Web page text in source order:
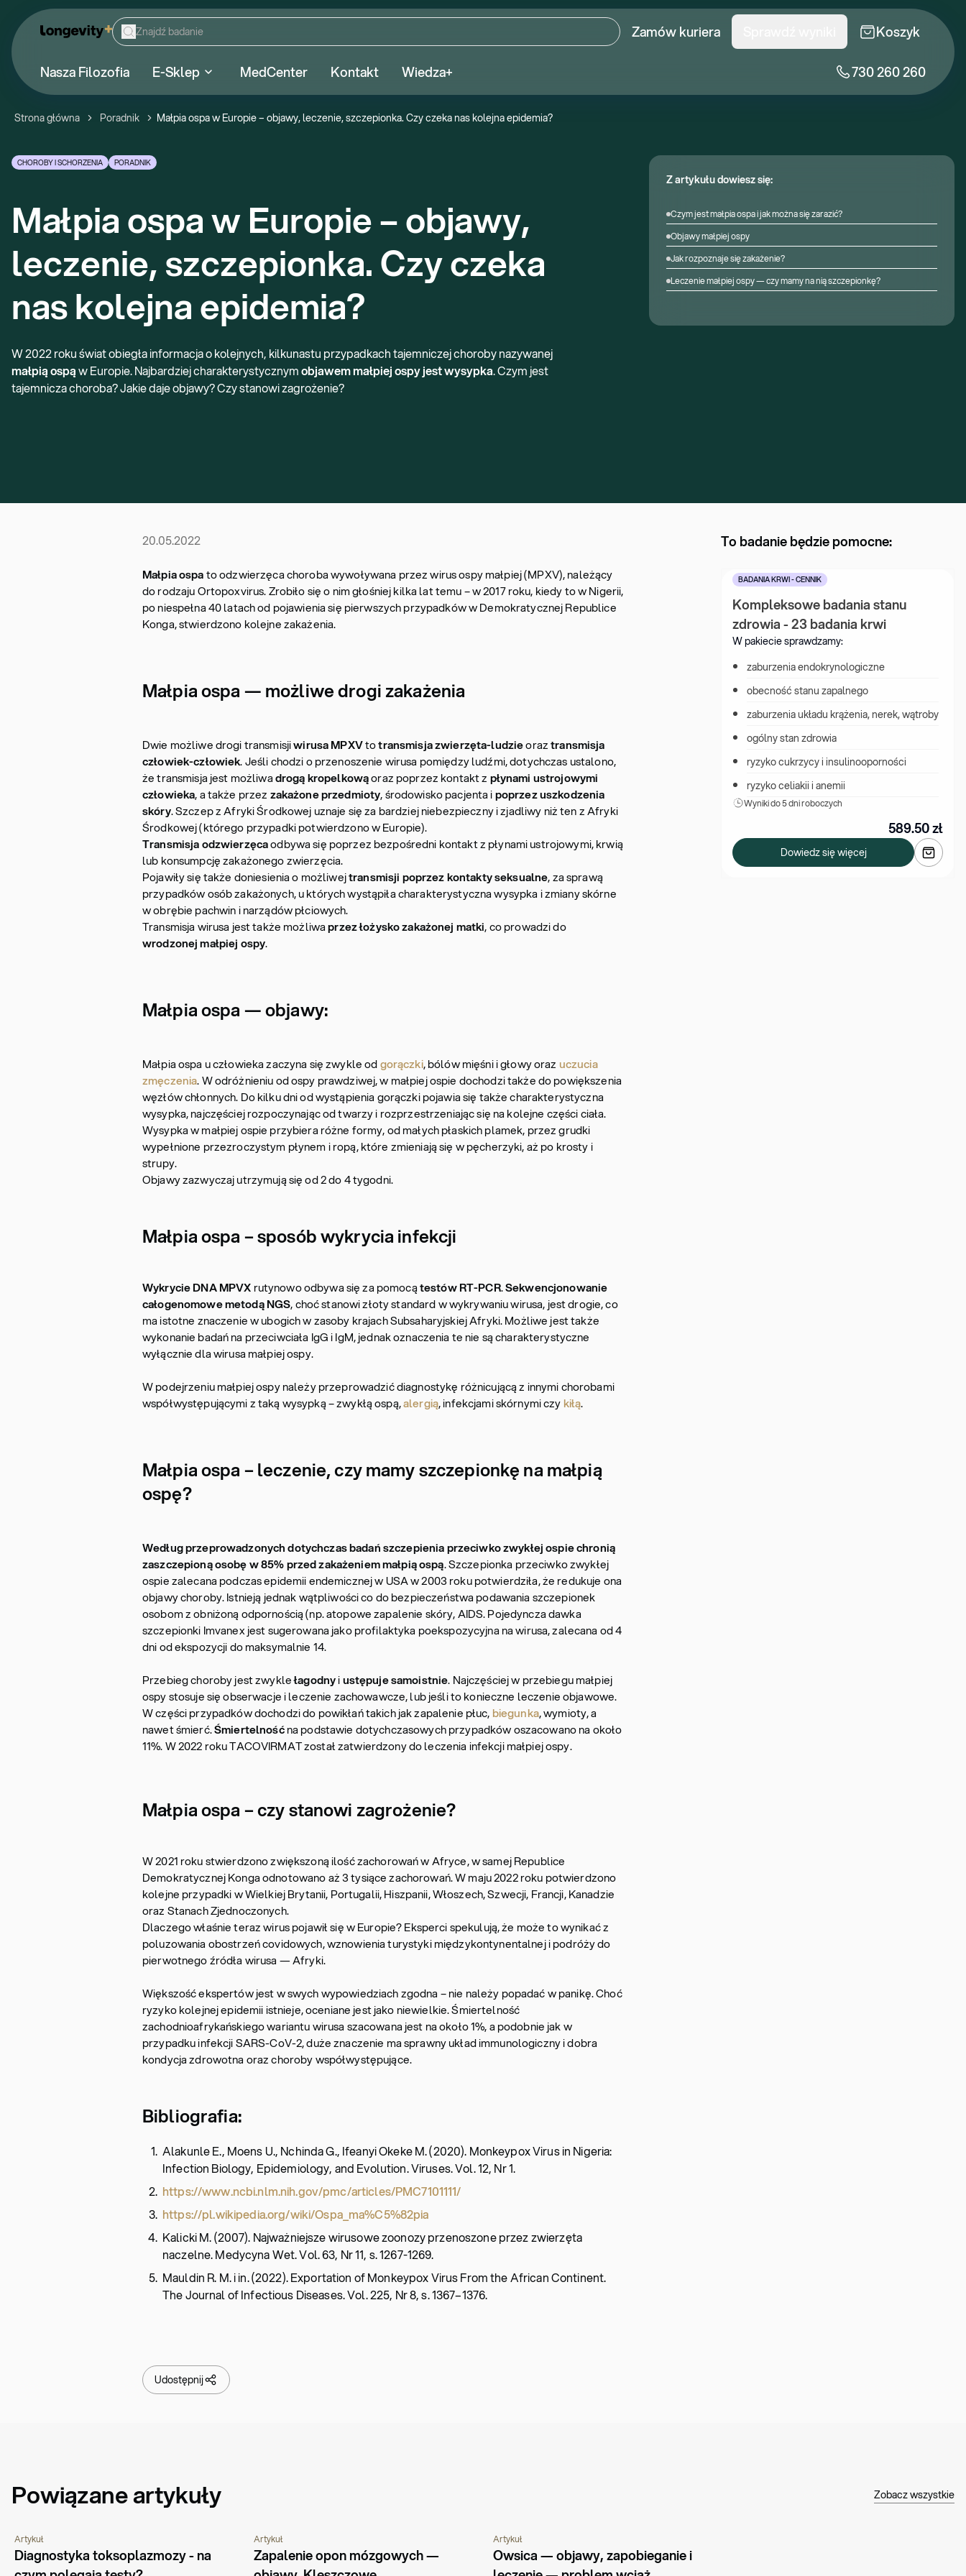
Zamów kuriera Koszyk
Nasza Filozofia E-Sklep MedCenter Kontakt Wiedza+ 730 260 260
Strona główna Poradnik Małpia ospa w Europie – objawy, leczenie, szczepionka. Czy czeka nas kolejna epidemia?
CHOROBY I SCHORZENIA PORADNIK
Małpia ospa w Europie – objawy,
leczenie, szczepionka. Czy czeka
nas kolejna epidemia?
W 2022 roku świat obiegła informacja o kolejnych, kilkunastu przypadkach tajemniczej choroby nazywanej
małpią ospąw Europie. Najbardziej charakterystycznymobjawem małpiej ospy jest wysypka. Czym jest
tajemnicza choroba? Jakie daje objawy? Czy stanowi zagrożenie?
Z artykułu dowiesz się:
Czym jest małpia ospa i jak można się zarazić?
Objawy małpiej ospy
Jak rozpoznaje się zakażenie?
Leczenie małpiej ospy — czy mamy na nią szczepionkę?
20.05.2022
Małpia ospato odzwierzęca choroba wywoływana przez wirus ospy małpiej (MPXV), należący
do rodzaju Ortopoxvirus. Zrobiło się o nim głośniej kilka lat temu – w 2017 roku, kiedy to w Nigerii,
po niespełna 40 latach od pojawienia się pierwszych przypadków w Demokratycznej Republice
Konga, stwierdzono kolejne zakażenia.
Małpia ospa — możliwe drogi zakażenia
Dwie możliwe drogi transmisjiwirusa MPXVtotransmisja zwierzęta-ludzieoraztransmisja
człowiek-człowiek. Jeśli chodzi o przenoszenie wirusa pomiędzy ludźmi, dotychczas ustalono,
że transmisja jest możliwadrogą kropelkowąoraz poprzez kontakt z płynami ustrojowymi
człowieka, a także przez zakażone przedmioty, środowisko pacjenta ipoprzez uszkodzenia
skóry. Szczep z Afryki Środkowej uznaje się za bardziej niebezpieczny i zjadliwy niż ten z Afryki
Środkowej (którego przypadki potwierdzono w Europie).
Transmisja odzwierzęcaodbywa się poprzez bezpośredni kontakt z płynami ustrojowymi, krwią
lub konsumpcję zakażonego zwierzęcia.
Pojawiły się także doniesienia o możliwejtransmisji poprzez kontakty seksualne, za sprawą
przypadków osób zakażonych, u których wystąpiła charakterystyczna wysypka i zmiany skórne
w obrębie pachwin i narządów płciowych.
Transmisja wirusa jest także możliwaprzez łożysko zakażonej matki, co prowadzi do
wrodzonej małpiej ospy.
Małpia ospa — objawy:
Małpia ospa u człowieka zaczyna się zwykle odgorączki, bólów mięśni i głowy oraz uczucia
zmęczenia. W odróżnieniu od ospy prawdziwej, w małpiej ospie dochodzi także do powiększenia
węzłów chłonnych. Do kilku dni od wystąpienia gorączki pojawia się także charakterystyczna
wysypka, najczęściej rozpoczynając od twarzy i rozprzestrzeniając się na kolejne części ciała.
Wysypka w małpiej ospie przybiera różne formy, od małych płaskich plamek, przez grudki
wypełnione przezroczystym płynem i ropą, które zmieniają się w pęcherzyki, aż po krosty i
strupy.
Objawy zazwyczaj utrzymują się od 2 do 4 tygodni.
Małpia ospa – sposób wykrycia infekcji
Wykrycie DNA MPVX rutynowo odbywa się za pomocątestów RT-PCR.Sekwencjonowanie
całogenomowe metodą NGS, choć stanowi złoty standard w wykrywaniu wirusa, jest drogie, co
ma istotne znaczenie w ubogich w zasoby krajach Subsaharyjskiej Afryki. Możliwe jest także
wykonanie badań na przeciwciała IgG i IgM, jednak oznaczenia te nie są charakterystyczne
wyłącznie dla wirusa małpiej ospy.
W podejrzeniu małpiej ospy należy przeprowadzić diagnostykę różnicującą z innymi chorobami
współwystępującymi z taką wysypką – zwykłą ospą,alergią, infekcjami skórnymi czy kiłą.
Małpia ospa – leczenie, czy mamy szczepionkę na małpią
ospę?
Według przeprowadzonych dotychczas badań szczepienia przeciwko zwykłej ospie chronią
zaszczepioną osobę w 85% przed zakażeniem małpią ospą. Szczepionka przeciwko zwykłej
ospie zalecana podczas epidemii endemicznej w USA w 2003 roku potwierdziła, że redukuje ona
objawy choroby. Istnieją jednak wątpliwości co do bezpieczeństwa podawania szczepionek
osobom z obniżoną odpornością (np. atopowe zapalenie skóry, AIDS. Pojedyncza dawka
szczepionki Imvanex jest sugerowana jako profilaktyka poekspozycyjna na wirusa, zalecana od 4
dni od ekspozycji do maksymalnie 14.
Przebieg choroby jest zwyklełagodnyiustępuje samoistnie. Najczęściej w przebiegu małpiej
ospy stosuje się obserwacje i leczenie zachowawcze, lub jeśli to konieczne leczenie objawowe.
W części przypadków dochodzi do powikłań takich jak zapalenie płuc, biegunka, wymioty, a
nawet śmierć.Śmiertelnośćna podstawie dotychczasowych przypadków oszacowano na około
11%. W 2022 roku TACOVIRMAT został zatwierdzony do leczenia infekcji małpiej ospy.
Małpia ospa – czy stanowi zagrożenie?
W 2021 roku stwierdzono zwiększoną ilość zachorowań w Afryce, w samej Republice
Demokratycznej Konga odnotowano aż 3 tysiące zachorowań. W maju 2022 roku potwierdzono
kolejne przypadki w Wielkiej Brytanii, Portugalii, Hiszpanii, Włoszech, Szwecji, Francji, Kanadzie
oraz Stanach Zjednoczonych.
Dlaczego właśnie teraz wirus pojawił się w Europie? Eksperci spekulują, że może to wynikać z
poluzowania obostrzeń covidowych, wznowienia turystyki międzykontynentalnej i podróży do
pierwotnego źródła wirusa — Afryki.
Większość ekspertów jest w swych wypowiedziach zgodna – nie należy popadać w panikę. Choć
ryzyko kolejnej epidemii istnieje, oceniane jest jako niewielkie. Śmiertelność
zachodnioafrykańskiego wariantu wirusa szacowana jest na około 1%, a podobnie jak w
przypadku infekcji SARS-CoV-2, duże znaczenie ma sprawny układ immunologiczny i dobra
kondycja zdrowotna oraz choroby współwystępujące.
Bibliografia:
Alakunle E., Moens U., Nchinda G., Ifeanyi Okeke M. (2020). Monkeypox Virus in Nigeria:
Infection Biology, Epidemiology, and Evolution. Viruses. Vol. 12, Nr 1.
https://www.ncbi.nlm.nih.gov/pmc/articles/PMC7101111/
https://pl.wikipedia.org/wiki/Ospa_ma%C5%82pia
Kalicki M. (2007). Najważniejsze wirusowe zoonozy przenoszone przez zwierzęta
naczelne. Medycyna Wet. Vol. 63, Nr 11, s. 1267-1269.
Mauldin R. M. i in. (2022). Exportation of Monkeypox Virus From the African Continent.
The Journal of Infectious Diseases. Vol. 225, Nr 8, s. 1367–1376.
Udostępnij
To badanie będzie pomocne:
BADANIA KRWI - CENNIK
Kompleksowe badania stanu
zdrowia - 23 badania krwi
W pakiecie sprawdzamy:
zaburzenia endokrynologiczne
obecność stanu zapalnego
zaburzenia układu krążenia, nerek, wątroby
ogólny stan zdrowia
ryzyko cukrzycy i insulinooporności
ryzyko celiakii i anemii
Wyniki do 5 dni roboczych
589.50zł
Dowiedz się więcej
Powiązane artykuły Zobacz wszystkie
CHOROBY I SCHORZENIA PORADNIK
Artykuł
Diagnostyka toksoplazmozy - na
CHOROBY I SCHORZENIA PORADNIK
Artykuł
Zapalenie opon mózgowych —
CHOROBY I SCHORZENIA PORADNIK
Artykuł
Owsica — objawy, zapobieganie i